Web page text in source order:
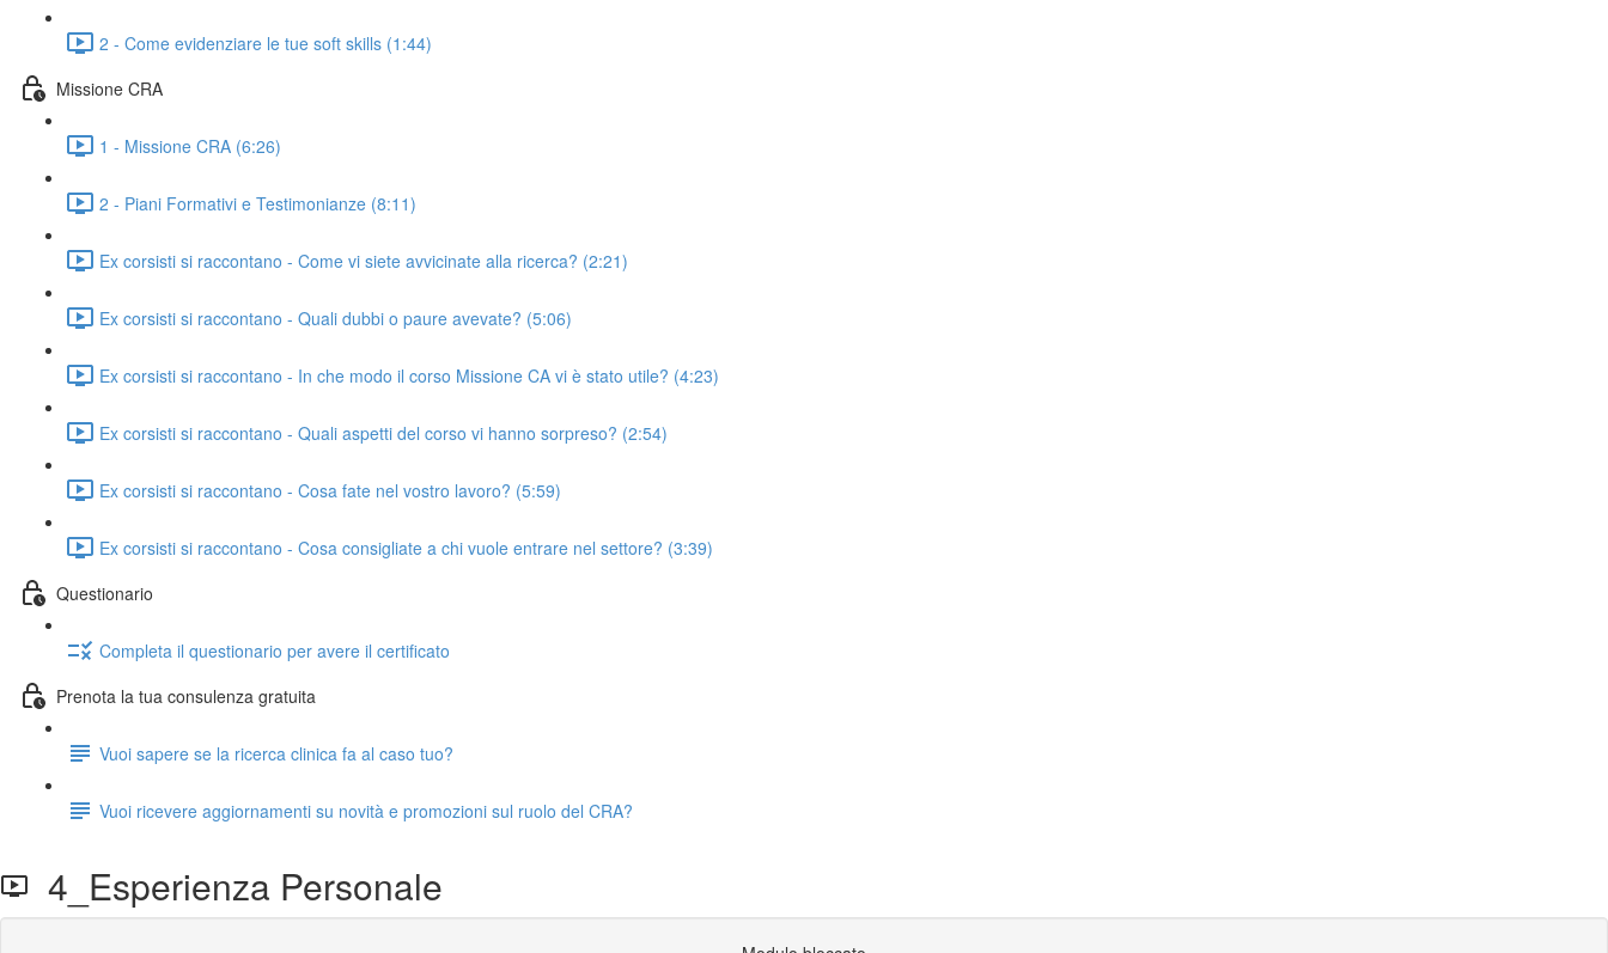
2 - Come evidenziare le tue soft skills (1:44)
Missione CRA
1 - Missione CRA (6:26)
2 - Piani Formativi e Testimonianze (8:11)
Ex corsisti si raccontano - Come vi siete avvicinate alla ricerca? (2:21)
Ex corsisti si raccontano - Quali dubbi o paure avevate? (5:06)
Ex corsisti si raccontano - In che modo il corso Missione CA vi è stato utile? (4:23)
Ex corsisti si raccontano - Quali aspetti del corso vi hanno sorpreso? (2:54)
Ex corsisti si raccontano - Cosa fate nel vostro lavoro? (5:59)
Ex corsisti si raccontano - Cosa consigliate a chi vuole entrare nel settore? (3:39)
Questionario
Completa il questionario per avere il certificato
Prenota la tua consulenza gratuita
Vuoi sapere se la ricerca clinica fa al caso tuo?
Vuoi ricevere aggiornamenti su novità e promozioni sul ruolo del CRA?
4_Esperienza Personale